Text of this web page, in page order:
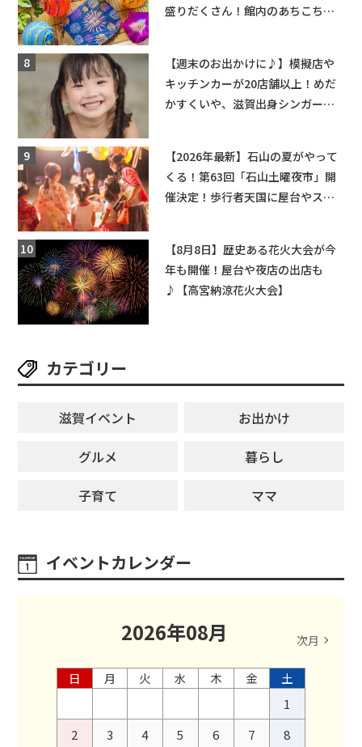
盛りだくさん！館内のあちこちに
【週末のお出かけに♪】模擬店や
キッチンカーが20店舗以上！めだ
かすくいや、滋賀出身シンガーソ
【2026年最新】石山の夏がやって
くる！第63回「石山土曜夜市」開
催決定！歩行者天国に屋台やステ
【8月8日】歴史ある花火大会が今
年も開催！屋台や夜店の出店も
♪【高宮納涼花火大会】
カテゴリー
滋賀イベント
お出かけ
グルメ
暮らし
子育て
ママ
イベントカレンダー
2026年08月 次月
日 月 火 水 木 金
土
1
2
3 4 5 6 7
8